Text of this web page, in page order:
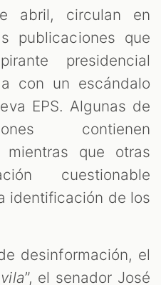
abril, circulan en
publicaciones que
presidencial
con un escándalo
EPS. Algunas de
contienen
mientras que otras
cuestionable
identificación de los
desinformación, el
”, el senador José